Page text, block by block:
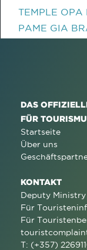
TEMPLE OPA
PAME GIA
DAS
FÜR
Startseite
Über uns
KONTAKT
Deputy
Für
Für
T: (+357)